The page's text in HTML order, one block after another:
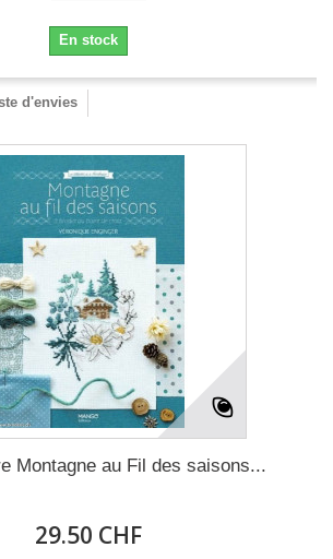
En stock
d'envies
Montagne au Fil des saisons...
29.50 CHF